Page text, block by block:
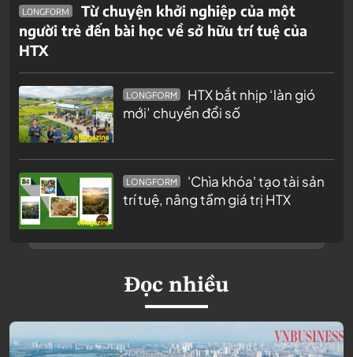
LONGFORM
Từ chuyện khởi nghiệp của một
người trẻ đến bài học về sở hữu trí tuệ của
HTX
LONGFORM
HTX bắt nhịp ‘làn gió
mới’ chuyển đổi số
LONGFORM
'Chìa khóa' tạo tài sản
trí tuệ, nâng tầm giá trị HTX
Đọc nhiều